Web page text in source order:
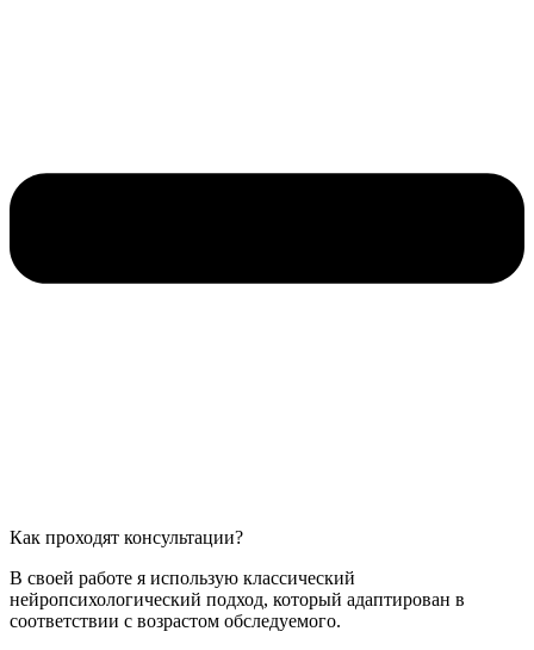
Как проходят консультации?
В своей работе я использую классический
нейропсихологический подход, который адаптирован в
соответствии с возрастом обследуемого.